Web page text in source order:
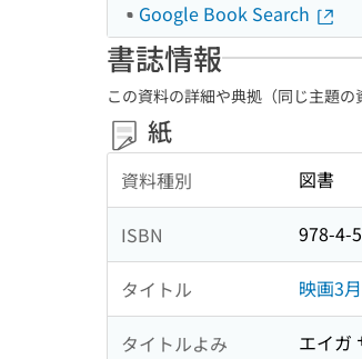
Google Book Search
書誌情報
この資料の詳細や典拠（同じ主題
紙
資料種別 図書
ISBN 978-4-
タイトル 映画3
タイトルよみ エイガ